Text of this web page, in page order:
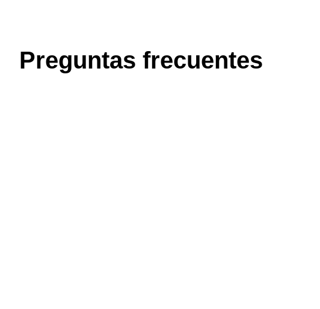
Preguntas frecuentes